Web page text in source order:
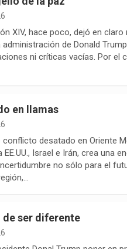
XIV, hace poco, dejó en claro
administración de Donald
ni críticas vacías. Por el
en llamas
conflicto desatado en Oriente
EE.UU., Israel e Irán, crea una
no sólo para el
de ser diferente